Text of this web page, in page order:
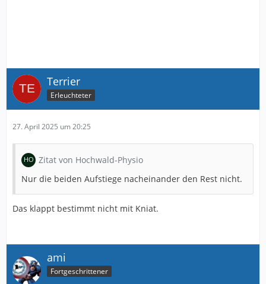
Terrier
Erleuchteter
27. April 2025 um 20:25
Zitat von Hochwald-Physio
Nur die beiden Aufstiege nacheinander den Rest nicht.
Das klappt bestimmt nicht mit Kniat.
ami
Fortgeschrittener